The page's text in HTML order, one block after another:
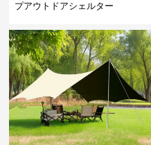
プアウトドアシェルター